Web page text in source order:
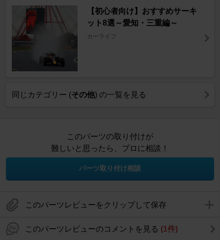
【初心者向け】おすすめサーキ
ット8選～愛知・三重編～
カーライフ
同じカテゴリー (その他) の一覧を見る
このパーツの取り付けが
難しいと思ったら、プロに相談！
パーツ取り付け相談
このパーツレビューをクリップして保存
このパーツレビューのコメントを見る (1件)